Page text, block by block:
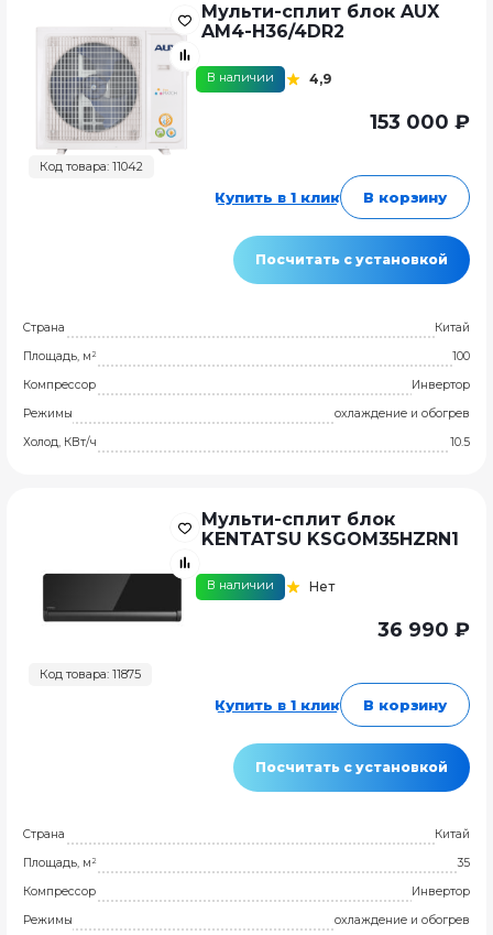
Код товара: 11042
Мульти-сплит блок AUX
AM4-H36/4DR2
В наличии 4,9
153 000 ₽
Купить в 1 клик В корзину
Посчитать с установкой
Страна
Китай
Площадь, м²
100
Компрессор
Инвертор
Режимы
охлаждение и обогрев
Холод, КВт/ч
10.5
Код товара: 11875
Мульти-сплит блок
KENTATSU KSGOM35HZRN1
В наличии Нет
36 990 ₽
Купить в 1 клик В корзину
Посчитать с установкой
Страна
Китай
Площадь, м²
35
Компрессор
Инвертор
Режимы
охлаждение и обогрев